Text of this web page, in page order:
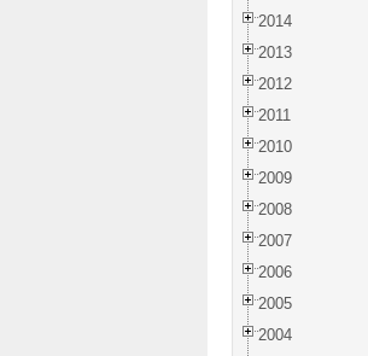
2014
2013
2012
2011
2010
2009
2008
2007
2006
2005
2004